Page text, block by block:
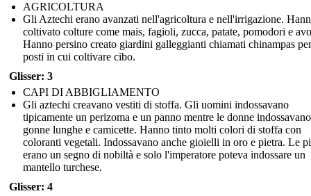
AGRICOLTURA
Gli Aztechi erano avanzati nell'agricoltura e nell'irrigazione.
coltivato colture come mais, fagioli, zucca, patate, pomodori e
Hanno persino creato giardini galleggianti chiamati chinampas
posti in cui coltivare cibo.
Glisser: 3
CAPI DI ABBIGLIAMENTO
Gli aztechi creavano vestiti di stoffa. Gli uomini indossavano
tipicamente un perizoma e un panno mentre le donne indossavano
gonne lunghe e camicette. Hanno tinto molti colori di stoffa con
coloranti vegetali. Indossavano anche gioielli in oro e pietra. Le
erano un segno di nobiltà e solo l'imperatore poteva indossare un
mantello turchese.
Glisser: 4